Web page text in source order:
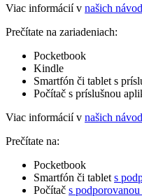
Viac informácií v našich
Prečítate na zariadeniach:
Pocketbook
Kindle
Smartfón či tablet s
Počítač s príslušnou
Viac informácií v našich
Prečítate na:
Pocketbook
Smartfón či tablet s
Počítač s